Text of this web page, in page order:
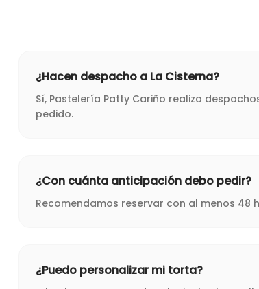
¿Hacen despacho a La Cisterna?
Sí, Pastelería Patty Cariño realiza
pedido.
¿Con cuánta anticipación debo pedir?
Recomendamos reservar con al menos 48
¿Puedo personalizar mi torta?